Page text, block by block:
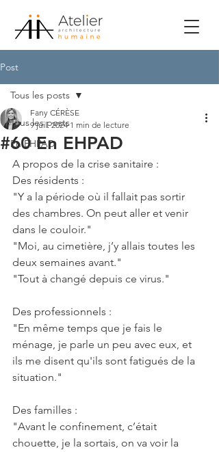
Post
Tous les posts
En EHPAD
Tous les posts
#60 En EHPAD
Fany CÉRÈSE
9 juil. 2024 1 min de lecture
A propos de la crise sanitaire :
Des résidents :
"Y a la période où il fallait pas sortir
des chambres. On peut aller et venir
dans le couloir."
"Moi, au cimetière, j’y allais toutes les
deux semaines avant."
"Tout à changé depuis ce virus."
Des professionnels :
"En même temps que je fais le
ménage, je parle un peu avec eux, et
ils me disent qu'ils sont fatigués de la
situation."
Des familles :
"Avant le confinement, c’était
chouette, je la sortais, on va voir la